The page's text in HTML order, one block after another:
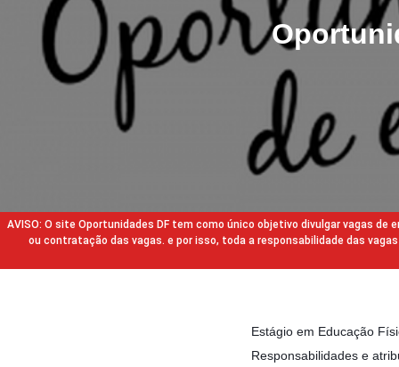
AVISO: O site Oportunidades DF tem como único objetivo divulgar vagas
ou contratação das vagas. e por isso, toda a responsabilidade das
Estágio em Educação
Responsabilidades e